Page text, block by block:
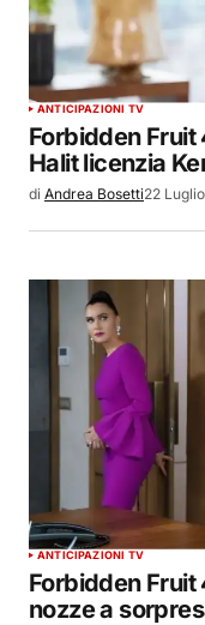
ANTICIPAZIONI TV
Forbidden Fruit
Halit licenzia
di Andrea Bosetti22
ANTICIPAZIONI TV
Forbidden Fruit
nozze a